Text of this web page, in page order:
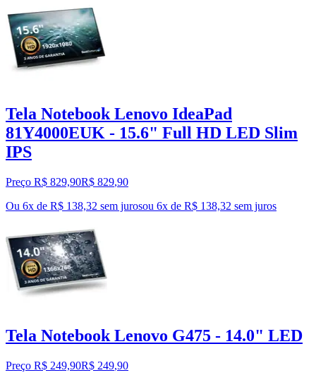
Tela Notebook Lenovo IdeaPad
81Y4000EUK - 15.6" Full HD LED Slim
IPS
Preço R$ 829,90R$ 829,90
Ou 6x de R$ 138,32 sem jurosou 6x de R$ 138,32 sem juros
Tela Notebook Lenovo G475 - 14.0" LED
Preço R$ 249,90R$ 249,90